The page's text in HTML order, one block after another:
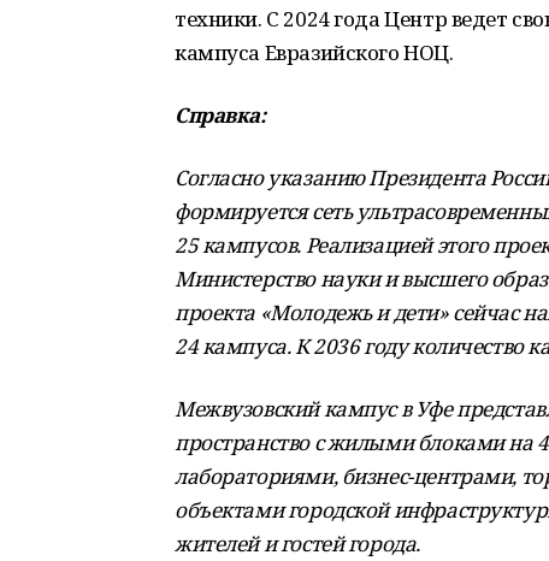
техники. С 2024 года Центр ведет
кампуса Евразийского НОЦ.
Справка:
Согласно указанию Президента
формируется сеть
25 кампусов. Реализацией этого
Министерство науки и высшего
проекта «Молодежь и дети» сейчас
24 кампуса. К 2036 году количество
Межвузовский кампус в Уфе
пространство с жилыми блоками на
лабораториями, бизнес-центрами,
объектами городской
жителей и гостей города.